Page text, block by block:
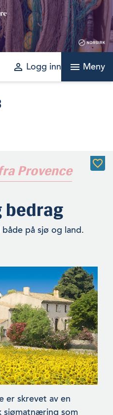
perm_identity Logg inn menu Meny
Provence
bedrag
på sjø og land.
er skrevet av en
sjømatnæring som